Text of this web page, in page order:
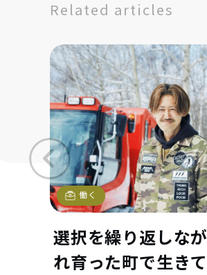
Related articles
働く
選択を繰り返しな
れ育った町で生きて